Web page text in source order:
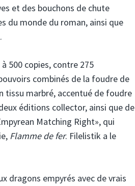
et des bouchons de chute
du monde du roman, ainsi que
500 copies, contre 275
combinés de la foudre de
tissu marbré, accentué de foudre
éditions collector, ainsi que de
Matching Right», qui
Flamme de fer. Filelistik a le
dragons empyrés avec de vrais